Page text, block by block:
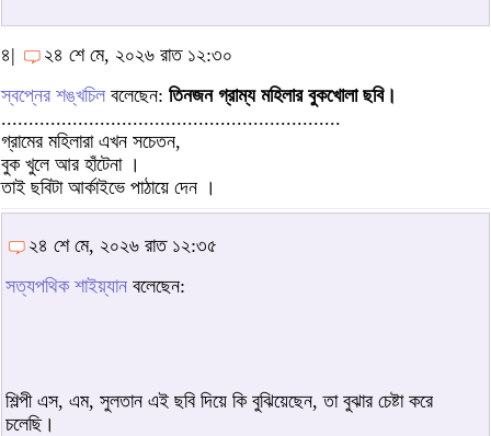
৪|
২৪ শে মে, ২০২৬ রাত ১২:৩০
স্বপ্নের শঙ্খচিল বলেছেন: তিনজন গ্রাম্য মহিলার বুকখোলা ছবি।
..............................................................
গ্রামের মহিলারা এখন সচেতন,
বুক খুলে আর হাঁটেনা ।
তাই ছবিটা আর্কাইভে পাঠায়ে দেন ।
২৪ শে মে, ২০২৬ রাত ১২:৩৫
সত্যপথিক শাইয়্যান বলেছেন:
শিল্পী এস, এম, সুলতান এই ছবি দিয়ে কি বুঝিয়েছেন, তা বুঝার চেষ্টা করে
চলেছি।